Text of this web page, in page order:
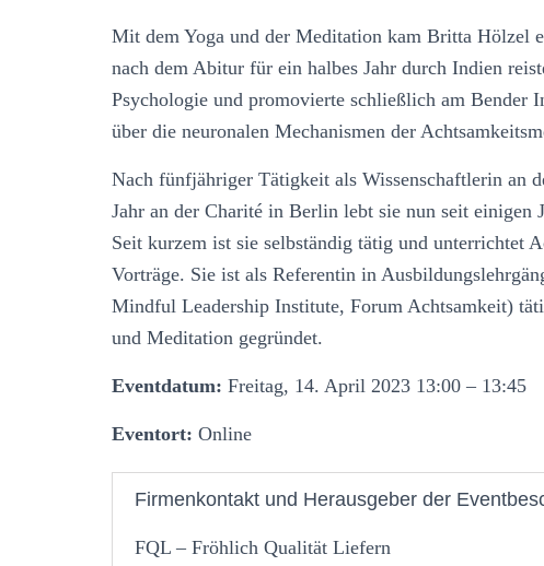
Mit dem Yoga und der Meditation kam Britta Hölzel
nach dem Abitur für ein halbes Jahr durch Indien
Psychologie und promovierte schließlich am Bender
über die neuronalen Mechanismen der
Nach fünfjähriger Tätigkeit als Wissenschaftlerin an
Jahr an der Charité in Berlin lebt sie nun seit
Seit kurzem ist sie selbständig tätig und unterrichtet
Vorträge. Sie ist als Referentin in
Mindful Leadership Institute, Forum Achtsamkeit)
und Meditation gegründet.
Eventdatum: Freitag, 14. April 2023 13:00 – 13:45
Eventort: Online
Firmenkontakt und Herausgeber der
FQL – Fröhlich Qualität Liefern